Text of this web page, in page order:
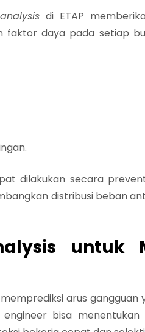
di ETAP
faktor daya pada setiap
dilakukan secara
distribusi beban
untuk
arus gangguan
bisa menentukan